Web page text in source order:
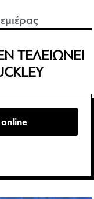
ΤΕΛΕΙΩΝΕΙ
online